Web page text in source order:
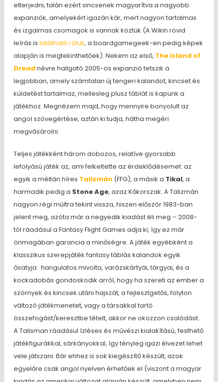
elterjedni, talán ezért sincsenek magyarítva a nagyobb
expanziók, amelyekért igazán kár, mert nagyon tartalmas
és izgalmas csomagok is vannak köztük (A Wikin rövid
leírás istalálható róluk, a boardgamegeek-en pedig képek
alapján is megtekinthetőek). Nekem az első, The Island of
Dread névre hallgató 2005-ös expanzió tetszik a
legjobban, amely számtalan új tengeri kalandot, kincset és
küldetést tartalmaz, mellesleg plusz táblát is kapunk a
játékhoz. Megnézem majd, hogy mennyire bonyolult az
angol szövegértése, aztán ki tudja, hátha megéri
megvásárolni.
Teljes játékként három dobozos, relatíve gyorsabb
lefolyású játék az, ami felkeltette az érdeklődésemet: az
egyik a méltán híres Talizmán(FFG), a másik a Tikal, a
harmadik pedig a Stone Age, azaz Kőkorszak. A Talizmán
nagyon régi múltra tekint vissza, hiszen először 1983-ban
jelent meg, azóta már a negyedik kiadást éli meg – 2008-
tól ráadásul a Fantasy Flight Games adja ki, így ez már
önmagában garancia a minőségre. A játék egyébként a
klasszikus szerepjáték fantasy táblás kalandok egyik
ősatyja: hangulatos mivolta, varázskártyái, tárgyai, és a
kockadobás gondoskodik arról, hogy ha szereti az ember a
szörnyek és kincsek utáni hajszát, a fejlesztgetős, folyton
változó játékmenetet, vagy a társakkal tartó
összefogást/keresztbe tételt, akkor ne okozzon csalódást.
A Talisman ráadásul ízléses és művészi kialakítású, festhető
játékfigurákkal, sárkányokkal, így tényleg igazi élvezet lehet
vele játszani. Bár ehhez is sok kiegészítő készült, azok
egyelőre csak angol nyelven érhetőek el (viszont a magyar